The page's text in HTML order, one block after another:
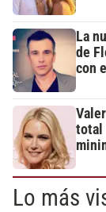
La
de
con
total
Lo más